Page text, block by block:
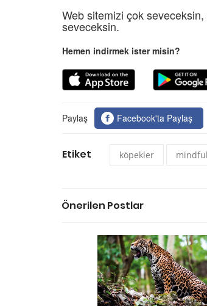
Web sitemizi çok
seveceksin.
Hemen indirmek ister misin?
Paylaş Facebook'ta Paylaş
Etiket köpekler
Önerilen Postlar